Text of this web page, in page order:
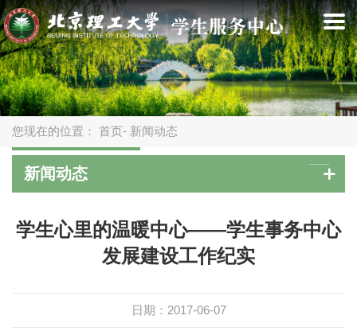
您现在的位置： 首页- 新闻动态
新闻动态
学生心里的温暖中心——学生事务中心
发展建设工作纪实
日期：2017-06-07